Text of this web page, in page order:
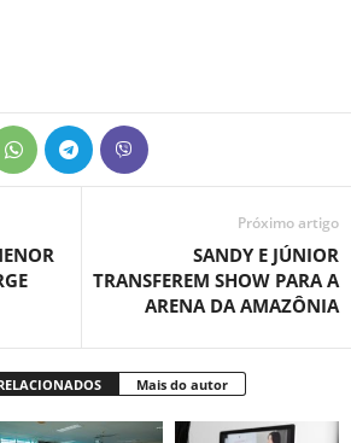
Próximo artigo
SANDY E JÚNIOR
TRANSFEREM SHOW PARA A
ARENA DA AMAZÔNIA
Mais do autor